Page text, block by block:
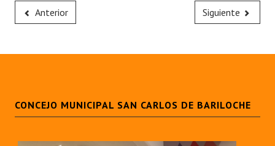
Anterior Siguiente
CONCEJO MUNICIPAL SAN CARLOS DE BARILOCHE